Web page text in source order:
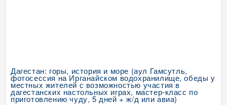
Дагестан: горы, история и море (аул Гамсутль,
фотосессия на Ирганайском водохранилище, обеды у
местных жителей с возможностью участия в
дагестанских настольных играх, мастер-класс по
приготовлению чуду, 5 дней + ж/д или авиа)